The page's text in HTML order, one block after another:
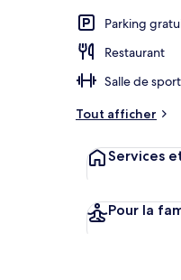
Parking
Restaurant
Salle de sport
Tout afficher
Services
Pour la